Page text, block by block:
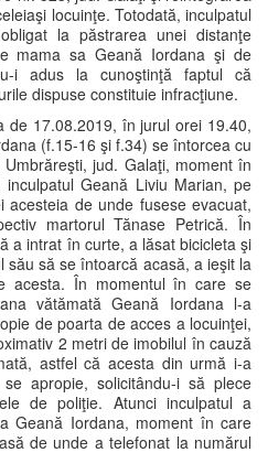
locuinţe. Totodată, inculpatul
la păstrarea unei distanţe
mama sa Geană Iordana şi de
i adus la cunoştinţă faptul că
dispuse constituie infracţiune.
de 17.08.2019, în jurul orei 19.40,
(f.15-16 şi f.34) se întorcea cu
jud. Galaţi, moment în
Geană Liviu Marian, pe
de unde fusese evacuat,
martorul Tănase Petrică. În
a intrat în curte, a lăsat bicicleta şi
său să se întoarcă acasă, a ieşit la
acesta. În momentul în care se
vătămată Geană Iordana l-a
de poarta de acces a locuinţei,
2 metri de imobilul în cauză
astfel că acesta din urmă i-a
apropie, solicitându-i să plece
de poliţie. Atunci inculpatul a
Geană Iordana, moment în care
de unde a telefonat la numărul